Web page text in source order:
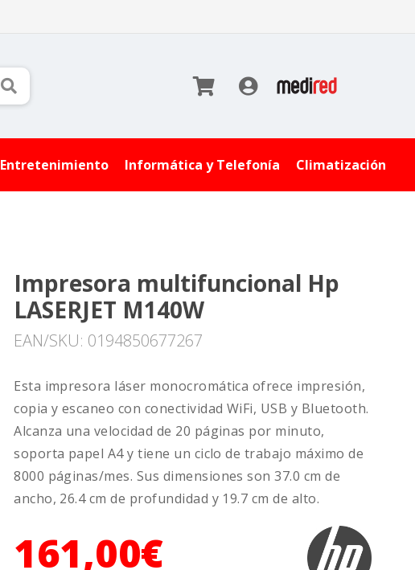
Entretenimiento Informática y Telefonía Climatización
Impresora multifuncional Hp
LASERJET M140W
EAN/SKU: 0194850677267
Esta impresora láser monocromática ofrece impresión,
copia y escaneo con conectividad WiFi, USB y Bluetooth.
Alcanza una velocidad de 20 páginas por minuto,
soporta papel A4 y tiene un ciclo de trabajo máximo de
8000 páginas/mes. Sus dimensiones son 37.0 cm de
ancho, 26.4 cm de profundidad y 19.7 cm de alto.
161,00€